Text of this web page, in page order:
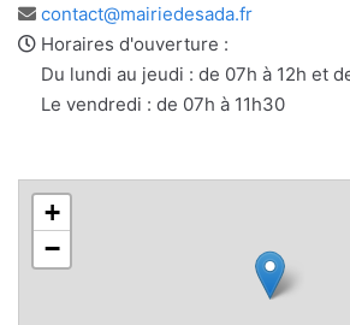
Adresse
e-
mail
contact@mairiedesada.fr
Horaires d'ouverture :
Du lundi au jeudi : de 07h à 12h et
Le vendredi : de 07h à 11h30
+
−